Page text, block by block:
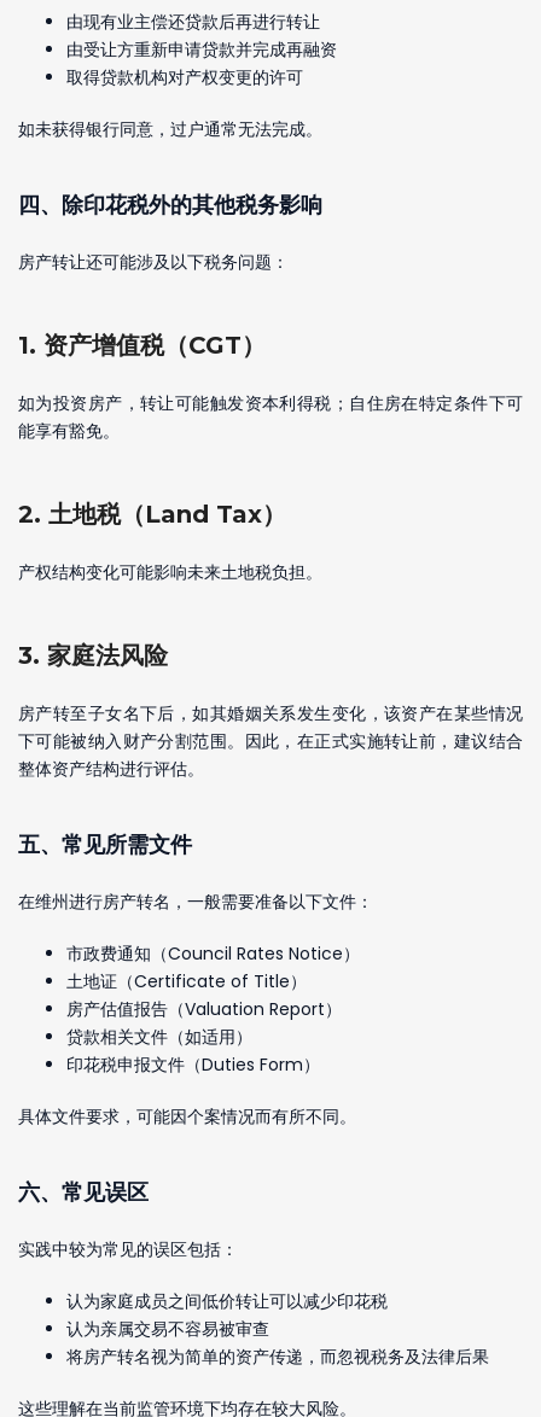
由现有业主偿还贷款后再进行转让
由受让方重新申请贷款并完成再融资
取得贷款机构对产权变更的许可
如未获得银行同意，过户通常无法完成。
四、除印花税外的其他税务影响
房产转让还可能涉及以下税务问题：
1. 资产增值税（CGT）
如为投资房产，转让可能触发资本利得税；自住房在特定条件下可
能享有豁免。
2. 土地税（Land Tax）
产权结构变化可能影响未来土地税负担。
3. 家庭法风险
房产转至子女名下后，如其婚姻关系发生变化，该资产在某些情况
下可能被纳入财产分割范围。因此，在正式实施转让前，建议结合
整体资产结构进行评估。
五、常见所需文件
在维州进行房产转名，一般需要准备以下文件：
市政费通知（Council Rates Notice）
土地证（Certificate of Title）
房产估值报告（Valuation Report）
贷款相关文件（如适用）
印花税申报文件（Duties Form）
具体文件要求，可能因个案情况而有所不同。
六、常见误区
实践中较为常见的误区包括：
认为家庭成员之间低价转让可以减少印花税
认为亲属交易不容易被审查
将房产转名视为简单的资产传递，而忽视税务及法律后果
这些理解在当前监管环境下均存在较大风险。